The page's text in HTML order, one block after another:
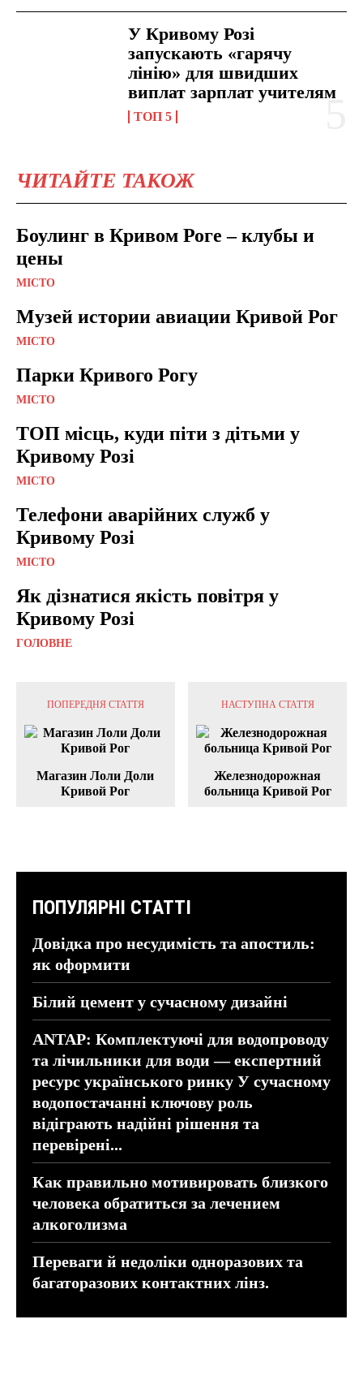
У Кривому Розі
запускають «гарячу
лінію» для швидших
виплат зарплат учителям
ТОП 5
ЧИТАЙТЕ ТАКОЖ
Боулинг в Кривом Роге – клубы и
цены
МІСТО
Музей истории авиации Кривой Рог
МІСТО
Парки Кривого Рогу
МІСТО
ТОП місць, куди піти з дітьми у
Кривому Розі
МІСТО
Телефони аварійних служб у
Кривому Розі
МІСТО
Як дізнатися якість повітря у
Кривому Розі
ГОЛОВНЕ
ПОПЕРЕДНЯ СТАТТЯ
Магазин Лоли Доли
Кривой Рог
НАСТУПНА СТАТТЯ
Железнодорожная
больница Кривой Рог
ПОПУЛЯРНІ СТАТТІ
Довідка про несудимість та апостиль:
як оформити
Білий цемент у сучасному дизайні
ANTAP: Комплектуючі для водопроводу
та лічильники для води — експертний
ресурс українського ринку У сучасному
водопостачанні ключову роль
відіграють надійні рішення та
перевірені...
Как правильно мотивировать близкого
человека обратиться за лечением
алкоголизма
Переваги й недоліки одноразових та
багаторазових контактних лінз.